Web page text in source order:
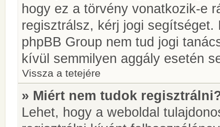
hogy ez a törvény vonatkozik-e
regisztrálsz, kérj jogi
phpBB Group nem tud jogi
kívül semmilyen aggály esetén
Vissza a tetejére
» Miért nem tudok
Lehet, hogy a weboldal